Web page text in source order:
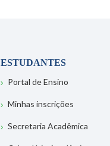
ESTUDANTES
Portal de Ensino
Minhas inscrições
Secretaria Acadêmica